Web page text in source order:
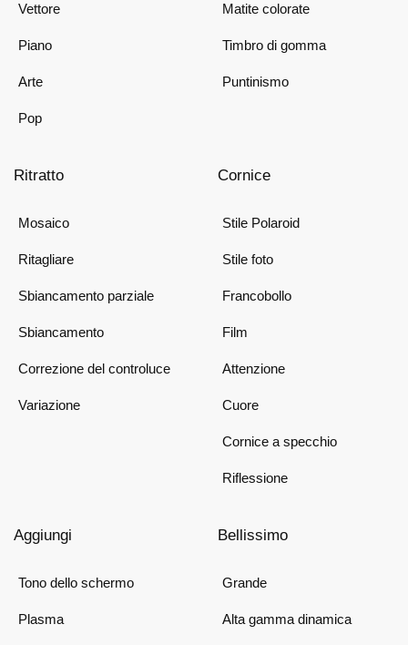
Vettore
Piano
Arte
Pop
Matite colorate
Timbro di gomma
Puntinismo
Ritratto
Mosaico
Ritagliare
Sbiancamento parziale
Sbiancamento
Correzione del controluce
Variazione
Cornice
Stile Polaroid
Stile foto
Francobollo
Film
Attenzione
Cuore
Cornice a specchio
Riflessione
Aggiungi
Tono dello schermo
Plasma
Bellissimo
Grande
Alta gamma dinamica